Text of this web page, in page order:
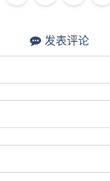
发表评论